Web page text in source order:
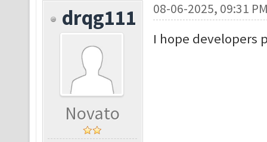
drqg111
Novato
08-06-2025, 09:31
I hope developers